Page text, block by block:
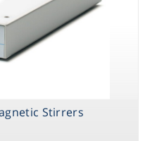
Stirrers